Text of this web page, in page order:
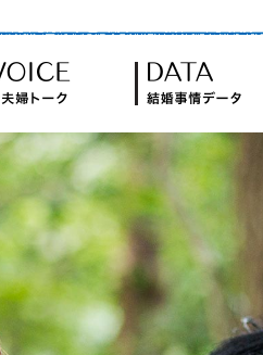
EVENT
イベント
イベントガイド
自治体等イベント一覧
自治体等イベントカレンダ
よくあるご質問